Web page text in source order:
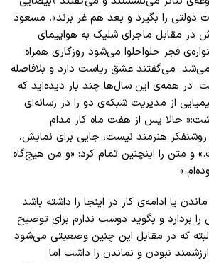
دولتی را بگیرد و بعد هم غر بزند». مسعود
در مقابل ماجرای شلیک به هواپیمای
فجر حلواحلوا می‌‌شود روزگاری همراه
می‌‌گفتند عشق ریاست دارد و بلافاصله
در همه‌ی این سال‌ها چند بار دیده‌اید که
از مدیریت شبکه‌ی دو را در رسانه‌ای
حالا پس از هفت ماه کار مدام
روشنفکر هنرمند نیست، جایی برای نمایش،
و متن را اینچنین تمام کرد: «و من هیچ‌گاه
.»
یا ادامه‌ی کار در اینجا را داشته باشد
بردارد و بگوید دوست ندارم برای توضیح
که در مقابل این چنین وضعیتی می‌شود
نبودن و نماندن را داشت اما